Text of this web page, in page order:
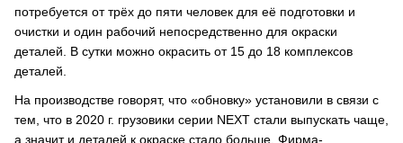
потребуется от трёх до пяти человек для её подготовки и
очистки и один рабочий непосредственно для окраски
деталей. В сутки можно окрасить от 15 до 18 комплексов
деталей.
На производстве говорят, что «обновку» установили в связи с
тем, что в 2020 г. грузовики серии NEXT стали выпускать чаще,
а значит и деталей к окраске стало больше. Фирма-